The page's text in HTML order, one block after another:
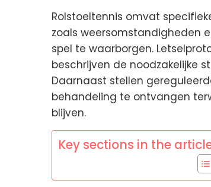
Rolstoeltennis omvat
zoals weersomstandigheden
spel te waarborgen.
beschrijven de noodzakelijke
Daarnaast stellen
behandeling te ontvangen
blijven.
Key sections in the